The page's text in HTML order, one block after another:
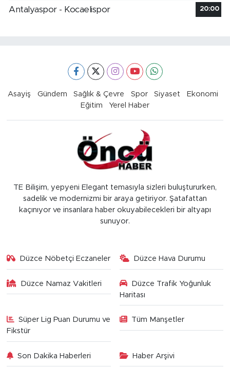
Antalyaspor - Kocaelispor 20:00
Asayiş Gündem Sağlık & Çevre Spor Siyaset
Ekonomi
Eğitim
Yerel Haber
TE Bilişim, yepyeni Elegant temasıyla sizleri buluştururken,
sadelik ve modernizmi bir araya getiriyor. Şatafattan
kaçınıyor ve insanlara haber okuyabilecekleri bir altyapı
sunuyor.
Düzce Nöbetçi Eczaneler Düzce Hava Durumu
Düzce Namaz Vakitleri
Düzce Trafik Yoğunluk
Haritası
Süper Lig Puan Durumu ve
Fikstür
Tüm Manşetler
Son Dakika Haberleri Haber Arşivi